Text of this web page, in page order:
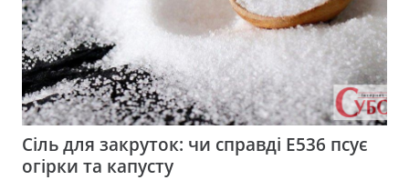
Сіль для закруток: чи справді Е536 псує
огірки та капусту